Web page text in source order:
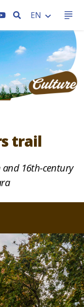
SEARCH
EN
CC
trail
and 16th-century